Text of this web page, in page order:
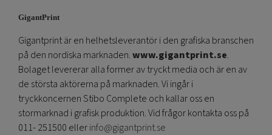
GigantPrint
Gigantprint är en helhetsleverantör i den grafiska branschen
på den nordiska marknaden.www.gigantprint.se.
Bolaget levererar alla former av tryckt media och är en av
de största aktörerna på marknaden. Vi ingår i
tryckkoncernen Stibo Complete och kallar oss en
stormarknad i grafisk produktion. Vid frågor kontakta oss på
011- 251500 ellerinfo@gigantprint.se